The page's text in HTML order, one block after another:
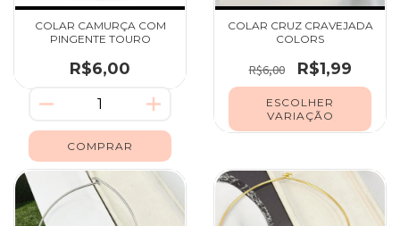
COLAR CAMURÇA COM
PINGENTE TOURO
R$6,00
COLAR CRUZ CRAVEJADA
COLORS
R$6,00 R$1,99
ESCOLHER
VARIAÇÃO